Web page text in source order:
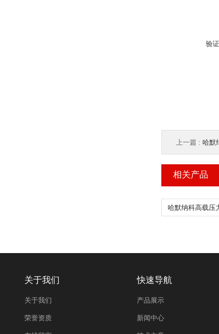
验
上一篇 : 哈默
相关产品
关于我们
关于我们
荣誉资质
快速导航
产品展示
新闻中心